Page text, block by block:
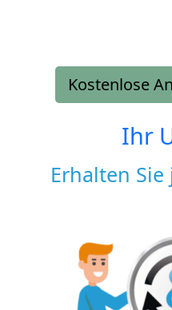
Kostenlose
Ihr
Erhalten